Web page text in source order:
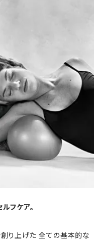
フケア。
創り上げた 全ての基本的な